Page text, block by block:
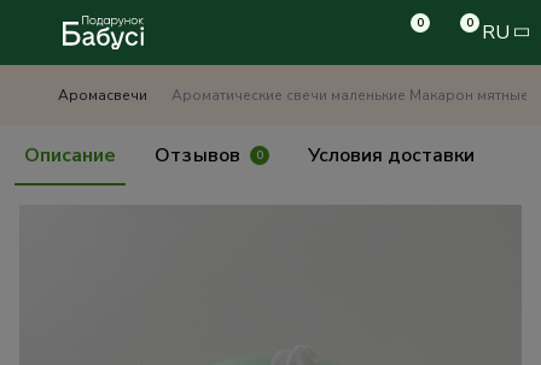
0 0 RU
Аромасвечи Ароматические свечи маленькие Макарон мятные
Описание Отзывов 0 Условия доставки